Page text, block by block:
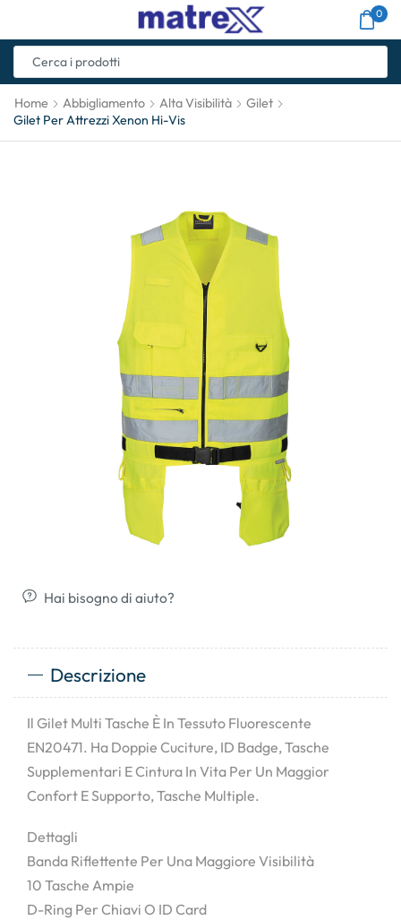
0
Home Abbigliamento Alta Visibilità
Gilet
Gilet Per Attrezzi Xenon Hi-Vis
Hai bisogno di aiuto?
Descrizione
Il Gilet Multi Tasche È In Tessuto Fluorescente
EN20471. Ha Doppie Cuciture, ID Badge, Tasche
Supplementari E Cintura In Vita Per Un Maggior
Confort E Supporto, Tasche Multiple.
Dettagli
Banda Riflettente Per Una Maggiore Visibilità
10 Tasche Ampie
D-Ring Per Chiavi O ID Card